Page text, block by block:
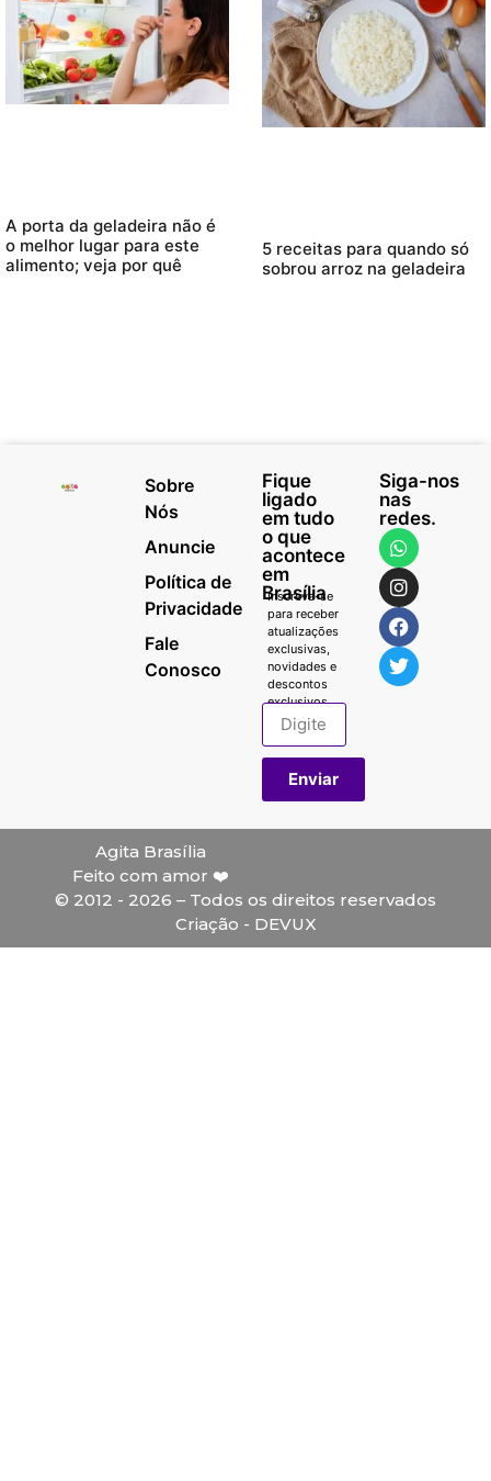
A porta da geladeira não é
o melhor lugar para este
alimento; veja por quê
5 receitas para quando só
sobrou arroz na geladeira
Sobre
Nós
Anuncie
Política de
Privacidade
Fale
Conosco
Fique
ligado
em tudo
o que
acontece
em
Brasília
Inscreva-se
para receber
atualizações
exclusivas,
novidades e
descontos
exclusivos.
Enviar
Siga-nos
nas
redes.
Agita Brasília
Feito com amor ❤️
© 2012 - 2026 – Todos os direitos reservados
Criação - DEVUX